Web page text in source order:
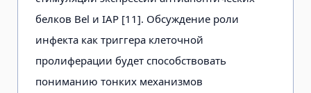
белков Bel и IAP [11]. Обсуждение роли
инфекта как триггера клеточной
пролиферации будет способствовать
пониманию тонких механизмов